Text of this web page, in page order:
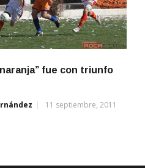
fue con triunfo
11 septiembre, 2011